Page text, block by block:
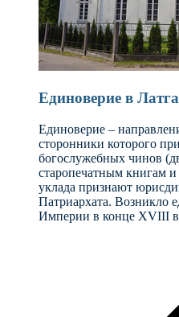
Единоверие в
Единоверие –
сторонники которого
богослужебных чинов
старопечатным книгам и
уклада признают
Патриархата. Возникло
Империи в конце XVIII